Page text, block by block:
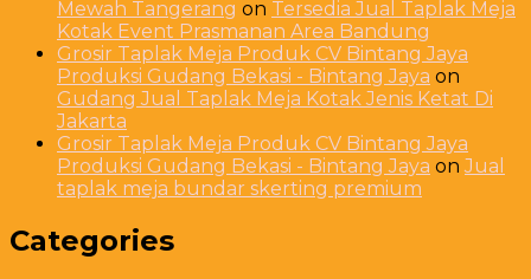
Mewah Tangerang on Tersedia Jual Taplak Meja
Kotak Event Prasmanan Area Bandung
Grosir Taplak Meja Produk CV Bintang Jaya
Produksi Gudang Bekasi - Bintang Jaya on
Gudang Jual Taplak Meja Kotak Jenis Ketat Di
Jakarta
Grosir Taplak Meja Produk CV Bintang Jaya
Produksi Gudang Bekasi - Bintang Jaya onJual
taplak meja bundar skerting premium
Categories